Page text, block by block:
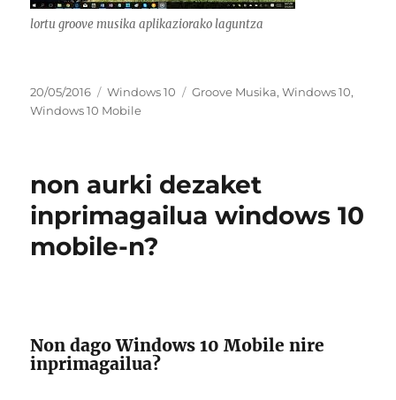
lortu groove musika aplikaziorako laguntza
Argitaratze-
data
20/05/2016 Kategoriak
Windows 10 Etiketak
Groove Musika,Windows 10,
Windows 10 Mobile
non aurki dezaket
inprimagailua windows 10
mobile-n?
Non dago Windows 10 Mobile nire
inprimagailua?